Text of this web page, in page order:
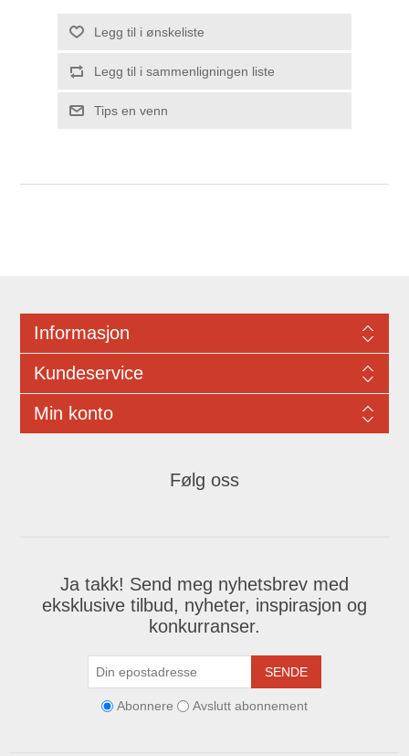
Legg til i ønskeliste
Legg til i sammenligningen liste
Tips en venn
Informasjon
Kundeservice
Min konto
Følg oss
Ja takk! Send meg nyhetsbrev med
eksklusive tilbud, nyheter, inspirasjon og
konkurranser.
SENDE
Abonnere Avslutt abonnement